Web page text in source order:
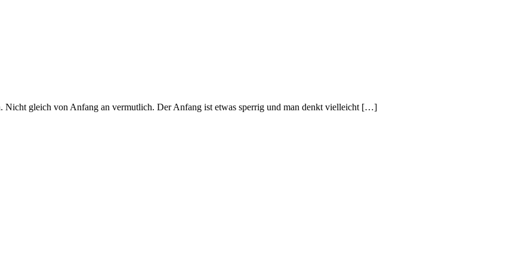
Nicht gleich von Anfang an vermutlich. Der Anfang ist etwas sperrig und man denkt vielleicht […]